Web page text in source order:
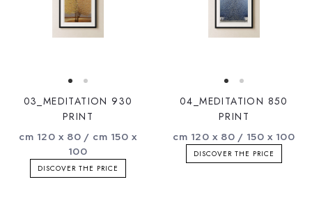
03_MEDITATION 930
PRINT
cm 120 x 80 / cm 150 x
100
DISCOVER THE PRICE
04_MEDITATION 850
PRINT
cm 120 x 80 / 150 x 100
DISCOVER THE PRICE